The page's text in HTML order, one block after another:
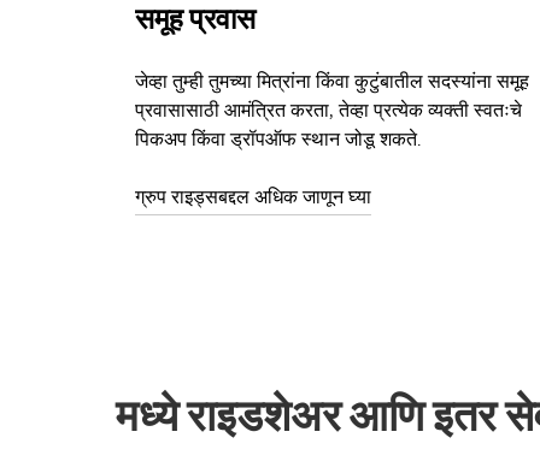
समूह प्रवास
जेव्हा तुम्ही तुमच्या मित्रांना किंवा कुटुंबातील सदस्यांना समूह
प्रवासासाठी आमंत्रित करता, तेव्हा प्रत्येक व्यक्ती स्वतःचे
पिकअप किंवा ड्रॉपऑफ स्थान जोडू शकते.
ग्रुप राइड्सबद्दल अधिक जाणून घ्या
मध्ये राइडशेअर आणि इतर